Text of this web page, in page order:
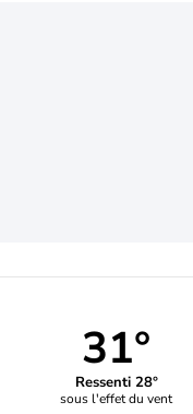
31°
Ressenti 28°
sous l'effet du vent